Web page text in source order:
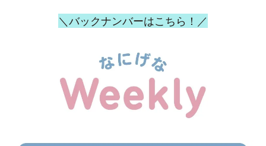
＼バックナンバーはこちら！／